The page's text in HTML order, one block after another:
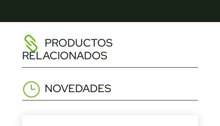
PRODUCTOS
RELACIONADOS
NOVEDADES